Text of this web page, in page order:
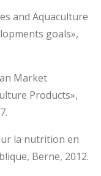
and Aquaculture
goals»,
Market
Products»,
la nutrition en
Berne, 2012.